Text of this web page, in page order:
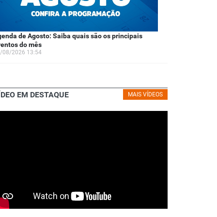
de Agosto: Saiba quais são os principais
do mês
08/2026 13:54
MAIS VÍDEOS
EM DESTAQUE